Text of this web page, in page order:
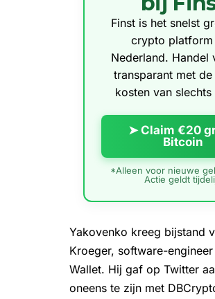
Finst is het snelst
crypto platform
Nederland. Handel
transparant met de
kosten van slechts
➤ Claim €20
Bitcoin
*Alleen voor nieuwe
Actie geldt
Yakovenko kreeg bijstand
Kroeger, software-
Wallet. Hij gaf op Twitter
oneens te zijn met